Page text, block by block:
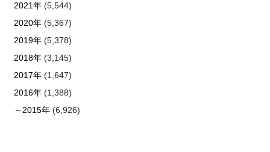
2021年(5,544)
2020年(5,367)
2019年(5,378)
2018年(3,145)
2017年(1,647)
2016年(1,388)
～2015年(6,926)